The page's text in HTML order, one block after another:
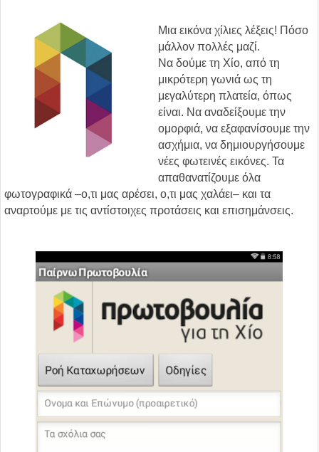
Μια εικόνα χίλιες λέξεις! Πόσο
μάλλον πολλές μαζί.
Να δούμε τη Χίο, από τη
μικρότερη γωνιά ως τη
μεγαλύτερη πλατεία, όπως
είναι. Να αναδείξουμε την
ομορφιά, να εξαφανίσουμε την
ασχήμια, να δημιουργήσουμε
νέες φωτεινές εικόνες. Τα
απαθανατίζουμε όλα
φωτογραφικά –ο,τι μας αρέσει, ο,τι μας χαλάει– και τα
αναρτούμε με τις αντίστοιχες προτάσεις και επισημάνσεις.